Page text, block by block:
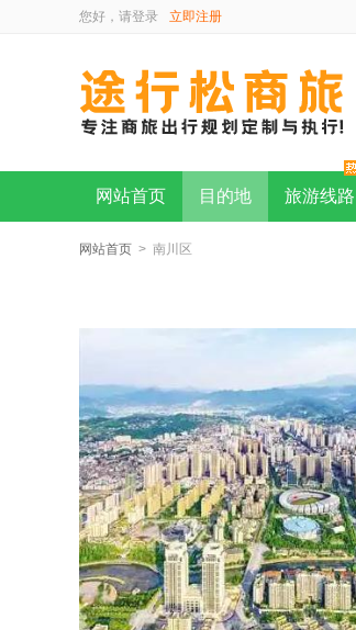
您好，请登录 立即注册
网站首页 目的地 旅游线路
网站首页 > 南川区